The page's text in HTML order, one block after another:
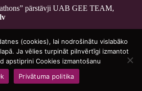
pārstāvji UAB GEE TEAM,
- Baltijasmaratoni.lv
(cookies), lai nodrošinātu vislabāko
Ja vēlies turpināt pilnvērtīgi izmantot
apstiprini Cookies izmantošanu
Privātuma politika